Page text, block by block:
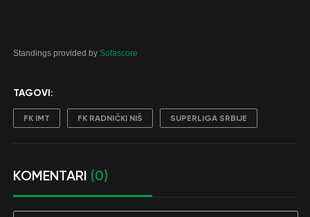
Standings provided by Sofascore
TAGOVI:
FK IMT FK RADNIČKI NIŠ SUPERLIGA SRBIJE
KOMENTARI (0)